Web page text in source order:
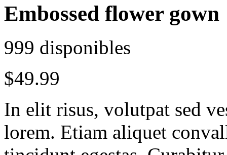
Embossed flower gown
999 disponibles
$49.99
In elit risus, volutpat sed
lorem. Etiam aliquet